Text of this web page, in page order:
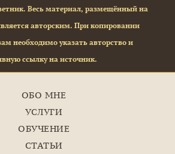
Весь материал, размещённый на
авторским. При копировании
необходимо указать авторство и
ссылку на источник.
ОБО МНЕ
УСЛУГИ
ОБУЧЕНИЕ
СТАТЬИ